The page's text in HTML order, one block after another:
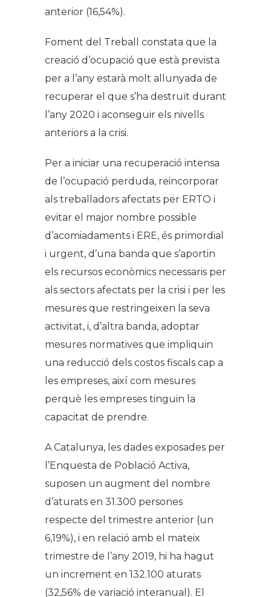
anterior (16,54%).
Foment del Treball constata que la
creació d’ocupació que està prevista
per a l’any estarà molt allunyada de
recuperar el que s’ha destruït durant
l’any 2020 i aconseguir els nivells
anteriors a la crisi.
Per a iniciar una recuperació intensa
de l’ocupació perduda, reincorporar
als treballadors afectats per ERTO i
evitar el major nombre possible
d’acomiadaments i ERE, és primordial
i urgent, d’una banda que s’aportin
els recursos econòmics necessaris per
als sectors afectats per la crisi i per les
mesures que restringeixen la seva
activitat, i, d’altra banda, adoptar
mesures normatives que impliquin
una reducció dels costos fiscals cap a
les empreses, així com mesures
perquè les empreses tinguin la
capacitat de prendre.
A Catalunya, les dades exposades per
l’Enquesta de Població Activa,
suposen un augment del nombre
d’aturats en 31.300 persones
respecte del trimestre anterior (un
6,19%), i en relació amb el mateix
trimestre de l’any 2019, hi ha hagut
un increment en 132.100 aturats
(32,56% de variació interanual). El